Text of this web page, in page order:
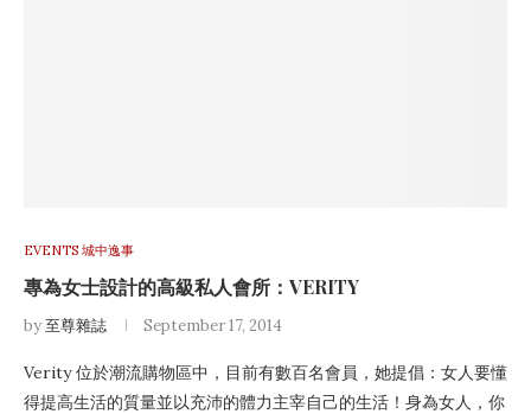
EVENTS 城中逸事
專為女士設計的高級私人會所：VERITY
by至尊雜誌 September 17, 2014
Verity 位於潮流購物區中，目前有數百名會員，她提倡：女人要懂
得提高生活的質量並以充沛的體力主宰自己的生活！身為女人，你